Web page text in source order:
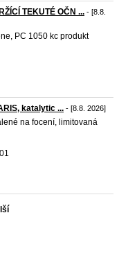
TEKUTÉ OČN ... - [8.8.
PC 1050 kc produkt
katalytic ... - [8.8. 2026]
na focení, limitovaná